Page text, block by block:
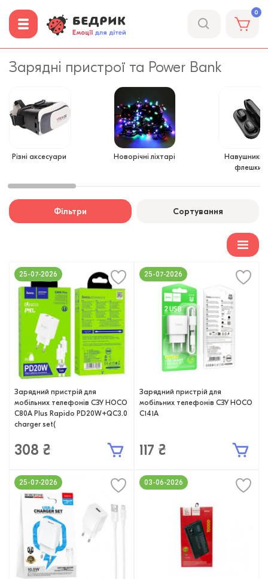
0
Зарядні пристрої та Power Bank
Різні аксесуари Новорічні ліхтарі
Навушники
флешки
Фільтри Сортування
Зарядний пристрій для
мобільних телефонів СЗУ HOCO
C80A Plus Rapido PD20W+QC3.0
charger set(
308 ₴
25-07-2026
Зарядний пристрій для
мобільних телефонів СЗУ HOCO
C141A
117 ₴
25-07-2026
25-07-2026 03-06-2026